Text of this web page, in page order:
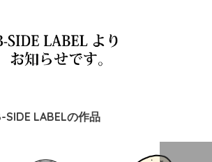
SIDE LABELの作品